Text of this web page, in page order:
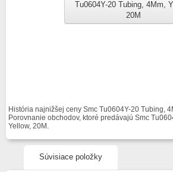
Tu0604Y-20 Tubing, 4Mm,
20M
História najnižšej ceny Smc Tu0604Y-20 Tubing,
Porovnanie obchodov, ktoré predávajú Smc
Yellow, 20M.
Súvisiace položky